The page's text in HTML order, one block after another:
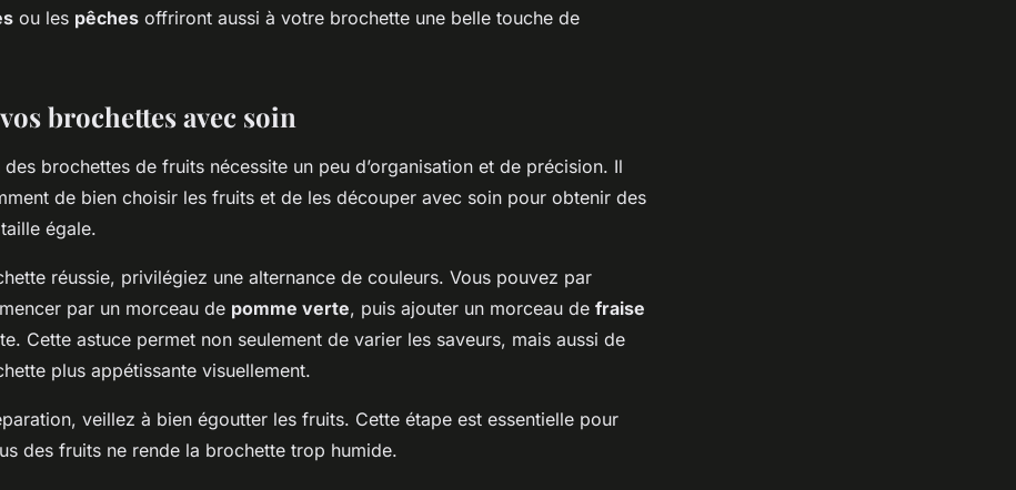
ou les pêches offriront aussi à votre brochette une belle touche de
brochettes avec soin
brochettes de fruits nécessite un peu d’organisation et de précision. Il
de bien choisir les fruits et de les découper avec soin pour obtenir des
égale.
réussie, privilégiez une alternance de couleurs. Vous pouvez par
par un morceau de pomme verte, puis ajouter un morceau de fraise
Cette astuce permet non seulement de varier les saveurs, mais aussi de
plus appétissante visuellement.
veillez à bien égoutter les fruits. Cette étape est essentielle pour
des fruits ne rende la brochette trop humide.